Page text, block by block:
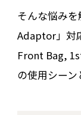
そんな悩み
Adaptor」対
Front Bag,
の使用シーン